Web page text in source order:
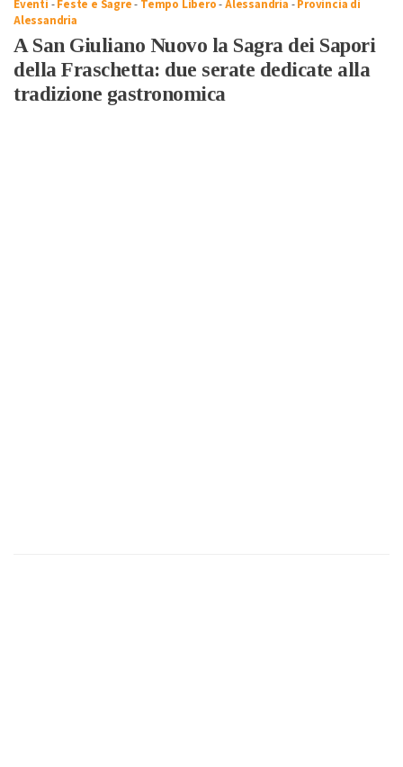
Eventi -Feste e Sagre- Tempo Libero-Alessandria -Provincia di
Alessandria
A San Giuliano Nuovo la Sagra dei Sapori
della Fraschetta: due serate dedicate alla
tradizione gastronomica